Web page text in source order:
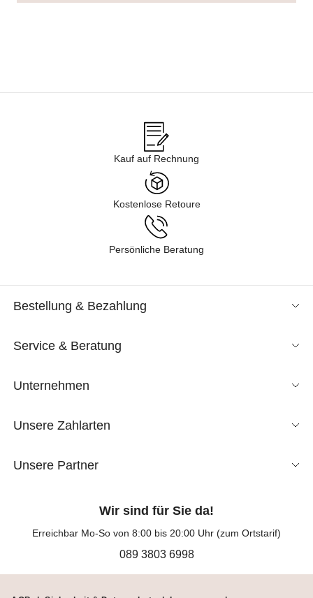
Kauf auf Rechnung
Kostenlose Retoure
Persönliche Beratung
Bestellung & Bezahlung
Service & Beratung
Unternehmen
Unsere Zahlarten
Unsere Partner
Wir sind für Sie da!
Erreichbar Mo-So von 8:00 bis 20:00 Uhr (zum Ortstarif)
089 3803 6998